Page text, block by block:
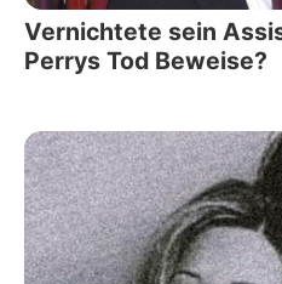
Vernichtete sein
Perrys Tod Beweise?